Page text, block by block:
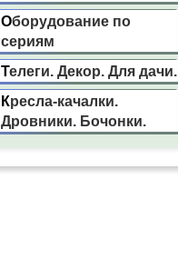
Оборудование по
сериям
Телеги. Декор. Для дачи.
Кресла-качалки.
Дровники. Бочонки.